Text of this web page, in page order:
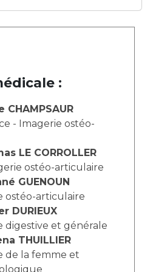
et Réadaptation
Handicap 13
santé
Laboratoire de Biologie
:
CHAMPSAUR
- Imagerie ostéo-
LE CORROLLER
ostéo-articulaire
GUENOUN
ostéo-articulaire
DURIEUX
digestive et générale
THUILLIER
de la femme et